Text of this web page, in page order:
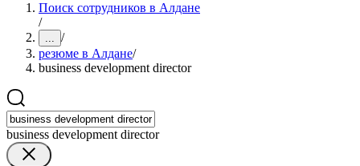
Поиск сотрудников в Алдане
/
... /
резюме в Алдане/
business development director
business development director